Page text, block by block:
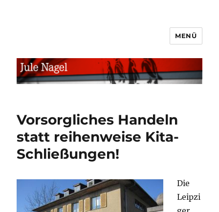
MENÜ
Vorsorgliches Handeln
statt reihenweise Kita-
Schließungen!
Die
Leipzi